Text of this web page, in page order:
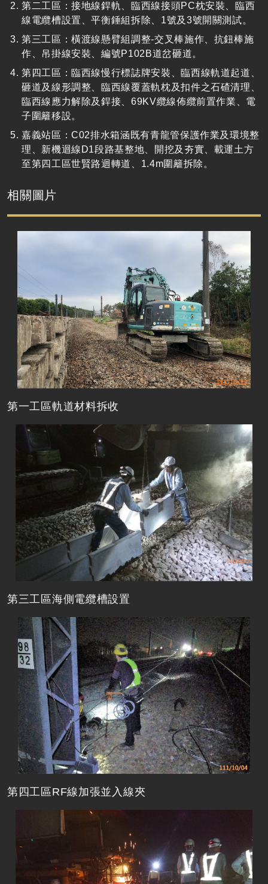
第二工區：接地線銲軌、臨西線接頭PC枕安裝、臨西
線電纜槽設置、平衡錘組拆除、 1號及 3號開關測試。
第三工區：橫渡線懸臂組調整-交叉棒施作、抗鈕棒施
作、吊掛線安裝、編號P102B道岔砸道。
第四工區：臨西線慢行標誌牌安裝、臨西線軌道起道、
砸道及線形調整、臨西線覆蓋軌枕及扣件之石碴清理、
臨西線應力解除及銲接、69KV纜線佈纜前置作業、電
子圍籬移設。
嘉義站區：C02排水箱涵既有青龍管保護作業及環境整
理、新機迴線 D1段路基整地、開挖及夯實、載運土方
至第四工區世賢路迴轉道、1.4m圍籬拆除。
相關圖片
第一工區軌道材料拆收
第三工區海側電纜槽設置
第四工區RF線加張並入線夾